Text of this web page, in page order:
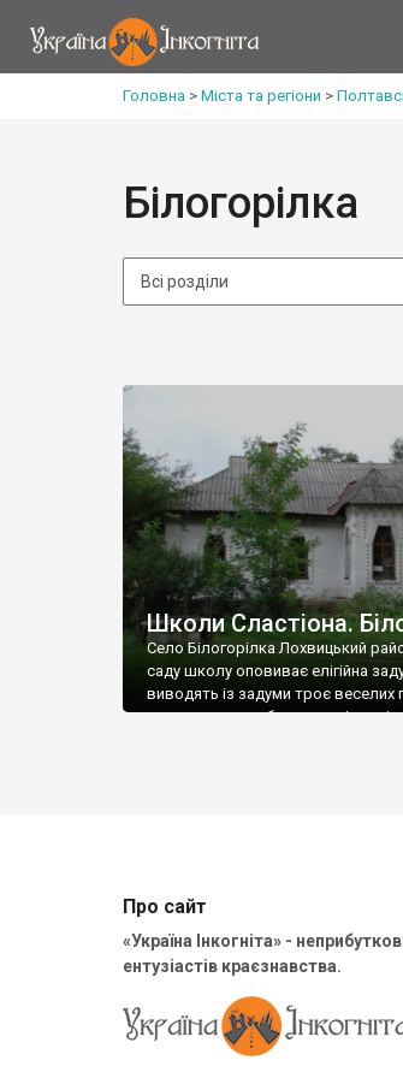
Головна > Міста та регіони >
Білогорілка
Школи Сластіона.
Село Білогорілка Лохвицький
саду школу оповиває елігійна
виводять із задуми троє веселих
задума тут перебуває частіше,
Про сайт
«Україна Інкогніта» -
ентузіастів краєзнавства.